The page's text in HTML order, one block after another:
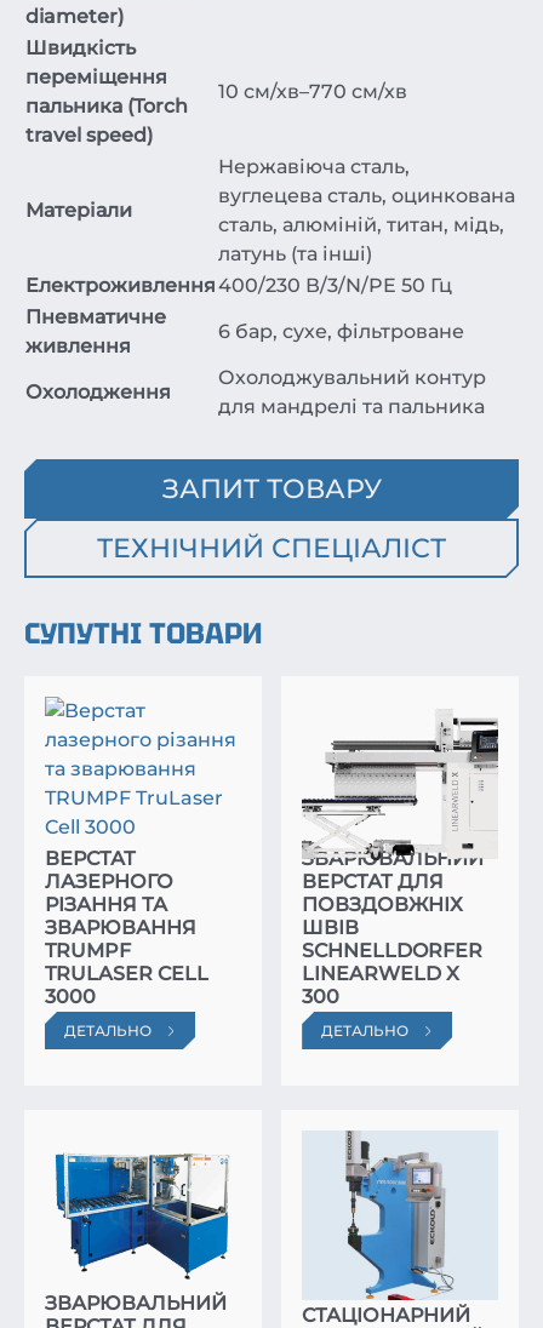
diameter)
Швидкість
переміщення
пальника (Torch
travel speed)
10 см/хв–770 см/хв
Матеріали
Нержавіюча сталь,
вуглецева сталь, оцинкована
сталь, алюміній, титан, мідь,
латунь (та інші)
Електроживлення400/230 В/3/N/PE 50 Гц
Пневматичне
живлення
6 бар, сухе, фільтроване
Охолодження
Охолоджувальний контур
для мандрелі та пальника
ЗАПИТ ТОВАРУ
ТЕХНІЧНИЙ СПЕЦІАЛІСТ
СУПУТНІ ТОВАРИ
ВЕРСТАТ
ЛАЗЕРНОГО
РІЗАННЯ ТА
ЗВАРЮВАННЯ
TRUMPF
TRULASER CELL
3000
ДЕТАЛЬНО
ЗВАРЮВАЛЬНИЙ
ВЕРСТАТ ДЛЯ
ПОВЗДОВЖНІХ
ШВІВ
SCHNELLDORFER
LINEARWELD X
300
ДЕТАЛЬНО
ЗВАРЮВАЛЬНИЙ
СТАЦІОНАРНИЙ